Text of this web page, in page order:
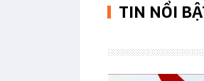
TIN NỔI